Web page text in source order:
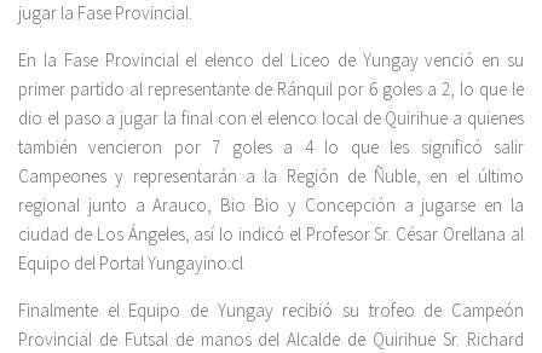
jugar la Fase Provincial.
En la Fase Provincial el elenco del Liceo de Yungay venció en su
primer partido al representante de Ránquil por 6 goles a 2, lo que le
dio el paso a jugar la final con el elenco local de Quirihue a quienes
también vencieron por 7 goles a 4 lo que les significó salir
Campeones y representarán a la Región de Ñuble, en el último
regional junto a Arauco, Bio Bio y Concepción a jugarse en la
ciudad de Los Ángeles, así lo indicó el Profesor Sr. César Orellana al
Equipo del Portal Yungayino.cl
Finalmente el Equipo de Yungay recibió su trofeo de Campeón
Provincial de Futsal de manos del Alcalde de Quirihue Sr. Richard